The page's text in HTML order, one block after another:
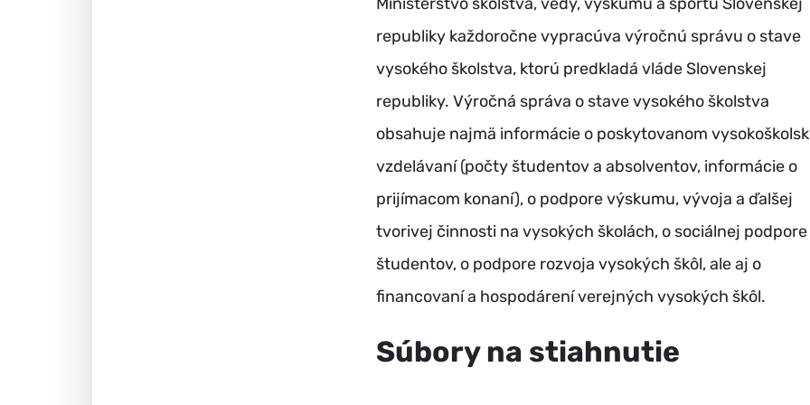
republiky každoročne vypracúva výročnú správu o stave
vysokého školstva, ktorú predkladá vláde Slovenskej
republiky. Výročná správa o stave vysokého školstva
obsahuje najmä informácie o poskytovanom
vzdelávaní (počty študentov a absolventov, informácie o
prijímacom konaní), o podpore výskumu, vývoja a ďalšej
tvorivej činnosti na vysokých školách, o sociálnej podpore
študentov, o podpore rozvoja vysokých škôl, ale aj o
financovaní a hospodárení verejných vysokých škôl.
Súbory na stiahnutie